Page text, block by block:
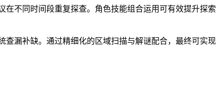
不同时间段重复探查。角色技能组合运用可有效提升探索
漏补缺。通过精细化的区域扫描与解谜配合，最终可实现